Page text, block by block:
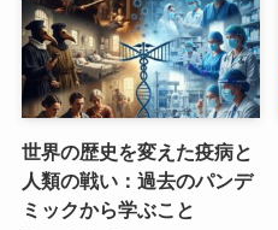
世界の歴史を変えた疫病と
人類の戦い：過去のパンデ
ミックから学ぶこと